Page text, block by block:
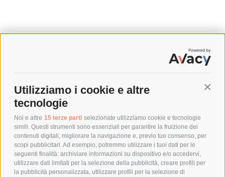
Utilizziamo i cookie e altre
tecnologie
Noi e altre 15 terze parti selezionate utilizziamo cookie e tecnologie
simili. Questi strumenti sono essenziali per garantire la fruizione dei
contenuti digitali, migliorare la navigazione e, previo tuo consenso, per
scopi pubblicitari. Ad esempio, potremmo utilizzare i tuoi dati per le
seguenti finalità: archiviare informazioni su dispositivo e/o accedervi,
utilizzare dati limitati per la selezione della pubblicità, creare profili per
la pubblicità personalizzata, utilizzare profili per la selezione di
SPEDIZIONI
COSTI DI SPEDIZIONE
POLITICA DI RESO
POLICY
PRIVACY POLICY